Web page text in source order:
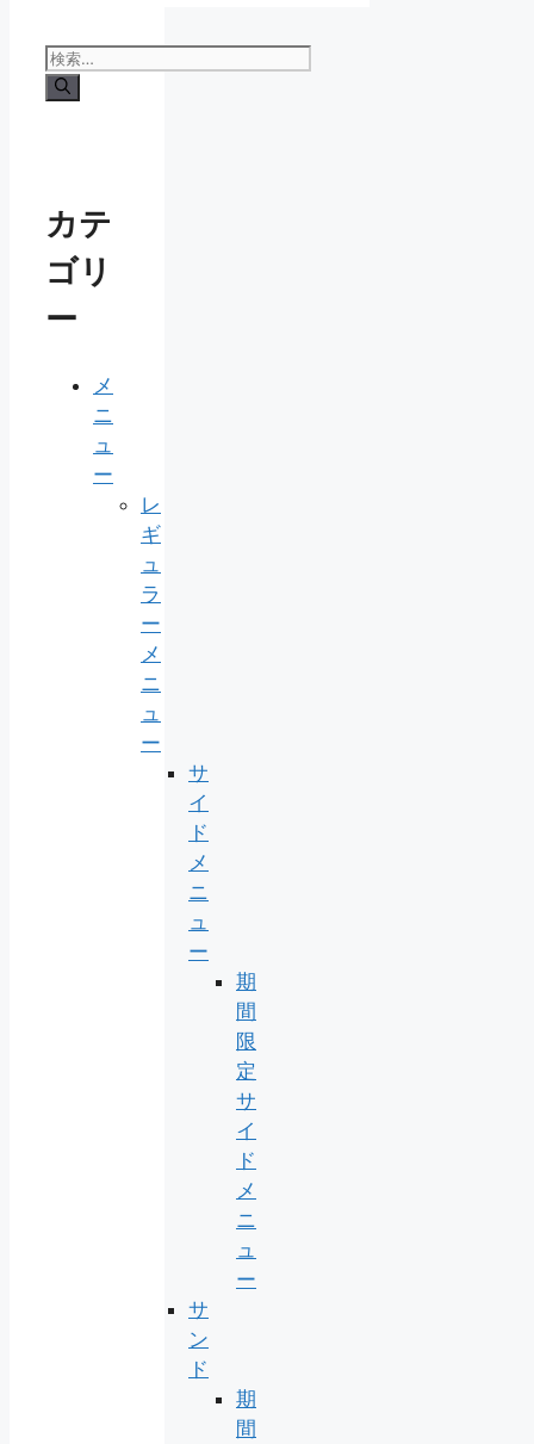
検
索:
カテ
ゴリ
ー
メ
ニ
ュ
ー
レ
ギ
ュ
ラ
ー
メ
ニ
ュ
ー
サ
イ
ド
メ
ニ
ュ
ー
期
間
限
定
サ
イ
ド
メ
ニ
ュ
ー
サ
ン
ド
期
間